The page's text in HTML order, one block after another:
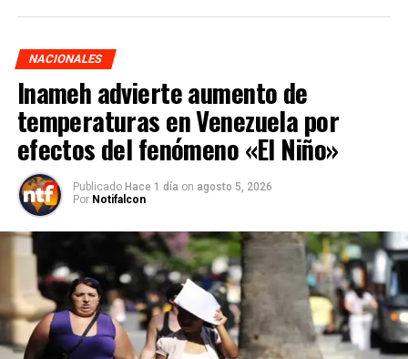
NACIONALES
Inameh advierte aumento de
temperaturas en Venezuela por
efectos del fenómeno «El Niño»
Publicado Hace 1 día on agosto 5, 2026
Por Notifalcon